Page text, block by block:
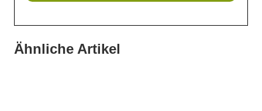
Ähnliche Artikel
14. Juli 2026